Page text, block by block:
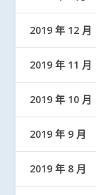
2019 年 12 月
2019 年 11 月
2019 年 10 月
2019 年 9 月
2019 年 8 月